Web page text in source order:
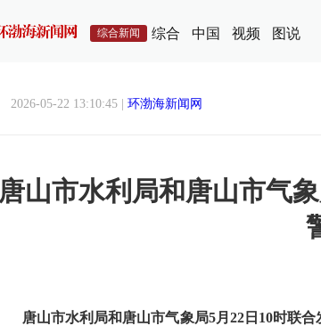
综合新闻 综合 中国 视频 图说
2026-05-22 13:10:45 | 环渤海新闻网
唐山市水利局和唐山市气
唐山市水利局和唐山市气象局5月22日10时联